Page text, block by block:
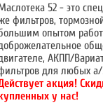
52 - это
фильтров,
опытом
АКПП/
для любых
акция!
у нас!